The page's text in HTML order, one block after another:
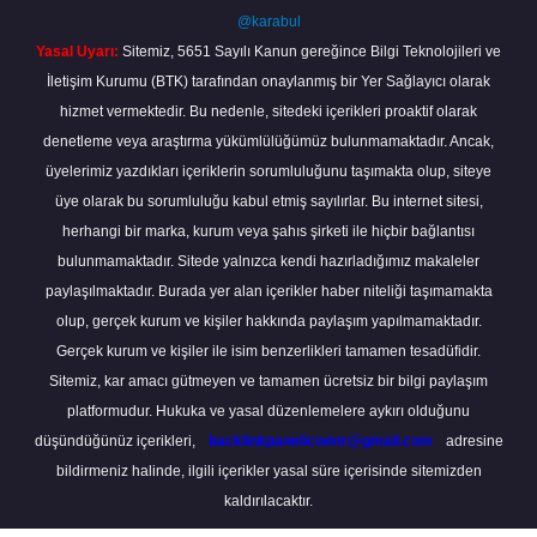
@karabul
Yasal Uyarı: Sitemiz, 5651 Sayılı Kanun gereğince Bilgi Teknolojileri ve
İletişim Kurumu (BTK) tarafından onaylanmış bir Yer Sağlayıcı olarak
hizmet vermektedir. Bu nedenle, sitedeki içerikleri proaktif olarak
denetleme veya araştırma yükümlülüğümüz bulunmamaktadır. Ancak,
üyelerimiz yazdıkları içeriklerin sorumluluğunu taşımakta olup, siteye
üye olarak bu sorumluluğu kabul etmiş sayılırlar. Bu internet sitesi,
herhangi bir marka, kurum veya şahıs şirketi ile hiçbir bağlantısı
bulunmamaktadır. Sitede yalnızca kendi hazırladığımız makaleler
paylaşılmaktadır. Burada yer alan içerikler haber niteliği taşımamakta
olup, gerçek kurum ve kişiler hakkında paylaşım yapılmamaktadır.
Gerçek kurum ve kişiler ile isim benzerlikleri tamamen tesadüfidir.
Sitemiz, kar amacı gütmeyen ve tamamen ücretsiz bir bilgi paylaşım
platformudur. Hukuka ve yasal düzenlemelere aykırı olduğunu
düşündüğünüz içerikleri,
backlinkpanelicomtr@gmail.com
adresine
bildirmeniz halinde, ilgili içerikler yasal süre içerisinde sitemizden
kaldırılacaktır.